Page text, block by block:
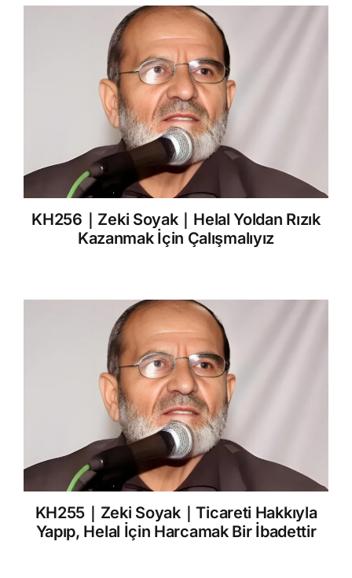
KH256｜Zeki Soyak｜Helal Yoldan Rızık
Kazanmak İçin Çalışmalıyız
KH255｜Zeki Soyak｜Ticareti Hakkıyla
Yapıp, Helal İçin Harcamak Bir İbadettir